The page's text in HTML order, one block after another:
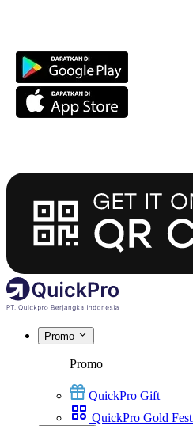
Promo
Promo
QuickPro Gift
QuickPro Gold